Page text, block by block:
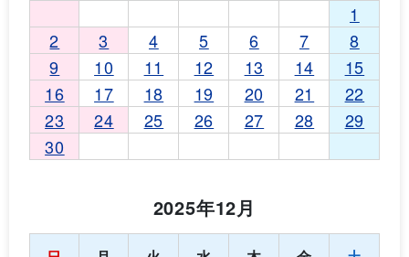
1
2
3 4 5 6 7
8
9
10 11 12 13 14
15
16
17 18 19 20 21
22
23
24 25 26 27 28
29
30
2025年12月